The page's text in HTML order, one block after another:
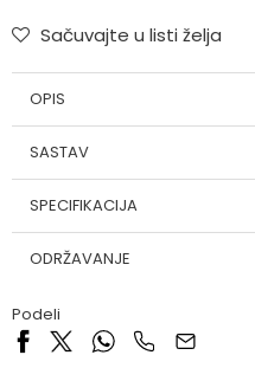
Sačuvajte u listi želja
OPIS
SASTAV
SPECIFIKACIJA
ODRŽAVANJE
Podeli